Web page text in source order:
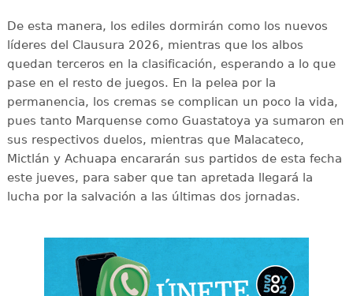
De esta manera, los ediles dormirán como los nuevos
líderes del Clausura 2026, mientras que los albos
quedan terceros en la clasificación, esperando a lo que
pase en el resto de juegos. En la pelea por la
permanencia, los cremas se complican un poco la vida,
pues tanto Marquense como Guastatoya ya sumaron en
sus respectivos duelos, mientras que Malacateco,
Mictlán y Achuapa encararán sus partidos de esta fecha
este jueves, para saber que tan apretada llegará la
lucha por la salvación a las últimas dos jornadas.